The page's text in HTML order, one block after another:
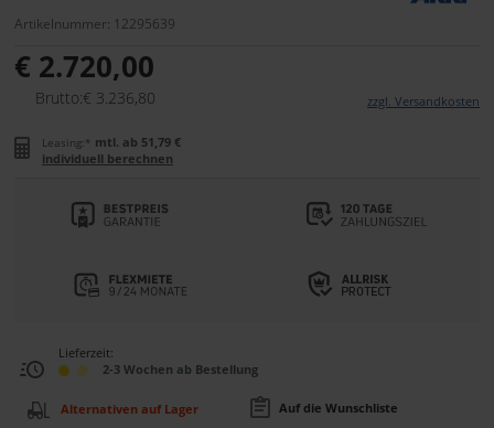
Artikelnummer: 12295639
€ 2.720,00
Brutto:€ 3.236,80 zzgl. Versandkosten
Leasing:* mtl. ab 51,79 €
individuell berechnen
Lieferzeit:
2-3 Wochen ab Bestellung
Alternativen auf Lager Auf die Wunschliste